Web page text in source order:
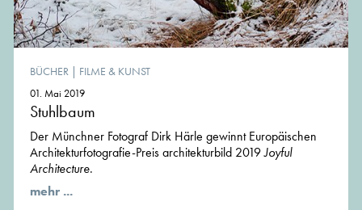
BÜCHER | FILME & KUNST
01. Mai 2019
Stuhlbaum
Der Münchner Fotograf Dirk Härle gewinnt Europäischen
Architekturfotografie-Preis architekturbild 2019Joyful
Architecture.
mehr ...